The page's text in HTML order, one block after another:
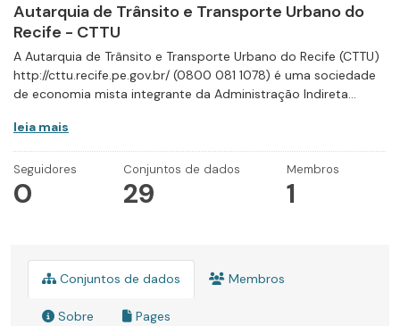
Autarquia de Trânsito e Transporte Urbano do
Recife - CTTU
A Autarquia de Trânsito e Transporte Urbano do Recife (CTTU)
http://cttu.recife.pe.gov.br/ (0800 081 1078) é uma sociedade
de economia mista integrante da Administração Indireta...
leia mais
Seguidores
0
Conjuntos de dados
29
Membros
1
Conjuntos de dados Membros
Sobre Pages